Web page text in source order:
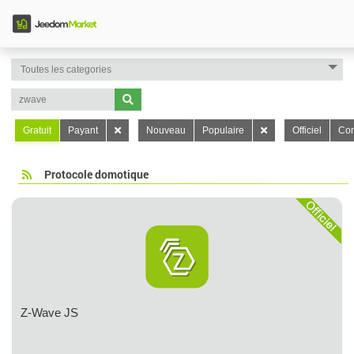
Gratuit Payant Nouveau Populaire Officiel
Protocole domotique
Z-Wave JS